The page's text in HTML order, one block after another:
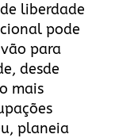
liberdade
pode
para
desde
mais
planeia